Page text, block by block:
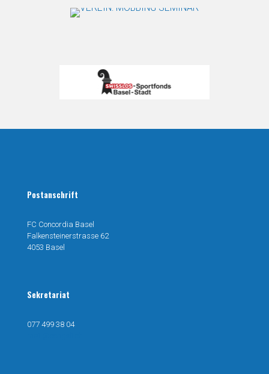
Postanschrift
FC Concordia Basel
Falkensteinerstrasse 62
4053 Basel
Sekretariat
077 499 38 04